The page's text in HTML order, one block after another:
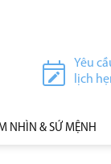
Yêu
lịch
NHÌN & SỨ MỆNH